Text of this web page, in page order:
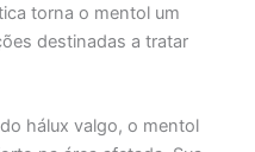
torna o mentol um
destinadas a tratar
hálux valgo, o mentol